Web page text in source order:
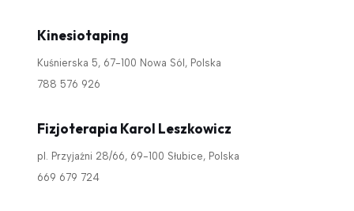
Kinesiotaping
Kuśnierska 5, 67-100 Nowa Sól, Polska
788 576 926
Fizjoterapia Karol Leszkowicz
pl. Przyjaźni 28/66, 69-100 Słubice, Polska
669 679 724